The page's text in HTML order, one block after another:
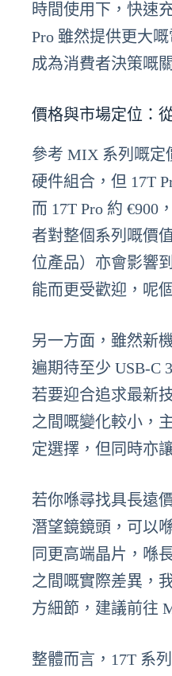
時間使用下，快速
Pro 雖然提供更大
成為消費者決策嘅
價格與市場定位：
參考 MIX 系列嘅定
硬件組合，但 17T
而 17T Pro 約 €900
者對整個系列嘅價
位產品）亦會影響
能而更受歡迎，呢
另一方面，雖然新
遍期待至少
若要迎合追求最新
之間嘅變化較小，
定選擇，但同時亦
若你喺尋找具長遠
潛望鏡鏡頭，可以
同更高端晶片，喺
之間嘅實際差異，
方細節，建議前往
整體而言，17T 系